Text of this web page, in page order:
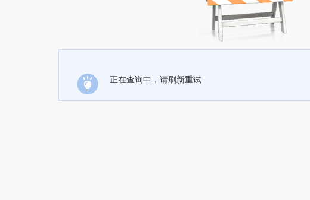
正在查询中，请刷新重试